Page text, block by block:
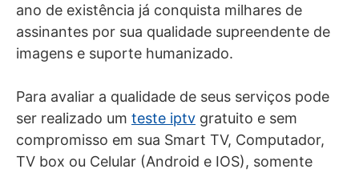
ano de existência já conquista milhares de
assinantes por sua qualidade supreendente de
imagens e suporte humanizado.
Para avaliar a qualidade de seus serviços pode
ser realizado um teste iptv gratuito e sem
compromisso em sua Smart TV, Computador,
TV box ou Celular (Android e IOS), somente